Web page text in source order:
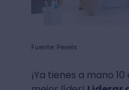
Fuente: Pexels
¡Ya tienes a mano